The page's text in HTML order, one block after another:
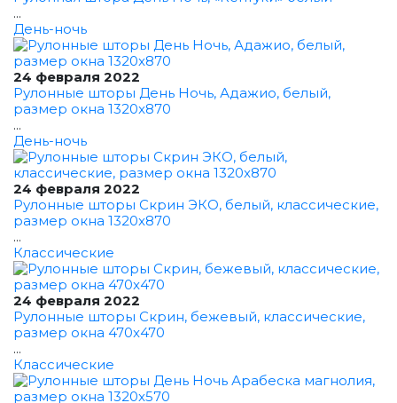
...
День-ночь
24 февраля 2022
Рулонные шторы День Ночь, Адажио, белый,
размер окна 1320x870
...
День-ночь
24 февраля 2022
Рулонные шторы Скрин ЭКО, белый, классические,
размер окна 1320x870
...
Классические
24 февраля 2022
Рулонные шторы Скрин, бежевый, классические,
размер окна 470x470
...
Классические